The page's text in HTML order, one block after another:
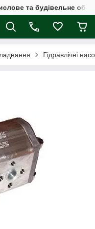
та будівельне
Гідравлічні